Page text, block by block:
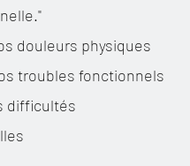
douleurs physiques
troubles fonctionnels
difficultés